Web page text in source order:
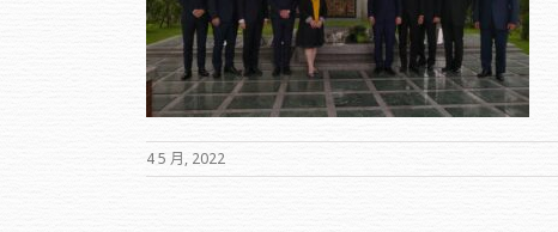
4 5 月, 2022